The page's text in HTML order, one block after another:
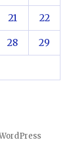
21 22
28 29